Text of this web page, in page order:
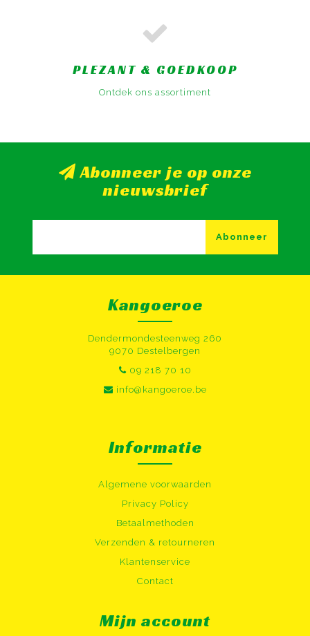
PLEZANT & GOEDKOOP
Ontdek ons assortiment
Abonneer je op onze
nieuwsbrief
Abonneer
Kangoeroe
Dendermondesteenweg 260
9070 Destelbergen
09 218 70 10
info@kangoeroe.be
Informatie
Algemene voorwaarden
Privacy Policy
Betaalmethoden
Verzenden & retourneren
Klantenservice
Contact
Mijn account